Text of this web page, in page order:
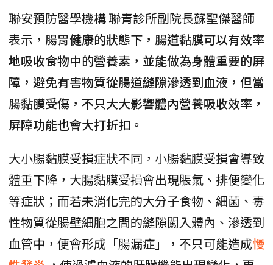
聯安預防醫學機構 聯青診所副院長蘇聖傑醫師
表示， 腸胃健康的狀態下，腸道黏膜可以有效率
地吸收食物中的營養素，並能做為身體重要的屏
障，避免有害物質從腸道縫隙滲透到血液，但當
腸黏膜受傷，不只大大影響體內營養吸收效率，
屏障功能也會大打折扣。
大小腸黏膜受損症狀不同，小腸黏膜受損會導致
體重下降，大腸黏膜受損會出現脹氣、排便變化
等症狀；而若未消化完的大分子食物、細菌、毒
性物質從腸壁細胞之間的縫隙闖入體內、滲透到
血管中，便會形成「腸漏症」，不只可能造成慢